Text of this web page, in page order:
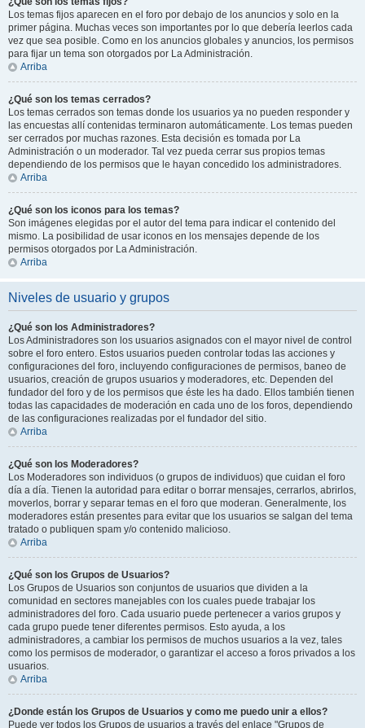
Los temas fijos aparecen en el foro por debajo de los anuncios y solo en la
primer página. Muchas veces son importantes por lo que debería leerlos cada
vez que sea posible. Como en los anuncios globales y anuncios, los permisos
para fijar un tema son otorgados por La Administración.
Arriba
¿Qué son los temas cerrados?
Los temas cerrados son temas donde los usuarios ya no pueden responder y
las encuestas allí contenidas terminaron automáticamente. Los temas pueden
ser cerrados por muchas razones. Esta decisión es tomada por La
Administración o un moderador. Tal vez pueda cerrar sus propios temas
dependiendo de los permisos que le hayan concedido los administradores.
Arriba
¿Qué son los iconos para los temas?
Son imágenes elegidas por el autor del tema para indicar el contenido del
mismo. La posibilidad de usar iconos en los mensajes depende de los
permisos otorgados por La Administración.
Arriba
Niveles de usuario y grupos
¿Qué son los Administradores?
Los Administradores son los usuarios asignados con el mayor nivel de control
sobre el foro entero. Estos usuarios pueden controlar todas las acciones y
configuraciones del foro, incluyendo configuraciones de permisos, baneo de
usuarios, creación de grupos usuarios y moderadores, etc. Dependen del
fundador del foro y de los permisos que éste les ha dado. Ellos también tienen
todas las capacidades de moderación en cada uno de los foros, dependiendo
de las configuraciones realizadas por el fundador del sitio.
Arriba
¿Qué son los Moderadores?
Los Moderadores son individuos (o grupos de individuos) que cuidan el foro
día a día. Tienen la autoridad para editar o borrar mensajes, cerrarlos, abrirlos,
moverlos, borrar y separar temas en el foro que moderan. Generalmente, los
moderadores están presentes para evitar que los usuarios se salgan del tema
tratado o publiquen spam y/o contenido malicioso.
Arriba
¿Qué son los Grupos de Usuarios?
Los Grupos de Usuarios son conjuntos de usuarios que dividen a la
comunidad en sectores manejables con los cuales puede trabajar los
administradores del foro. Cada usuario puede pertenecer a varios grupos y
cada grupo puede tener diferentes permisos. Esto ayuda, a los
administradores, a cambiar los permisos de muchos usuarios a la vez, tales
como los permisos de moderador, o garantizar el acceso a foros privados a los
usuarios.
Arriba
¿Donde están los Grupos de Usuarios y como me puedo unir a ellos?
Puede ver todos los Grupos de usuarios a través del enlace "Grupos de